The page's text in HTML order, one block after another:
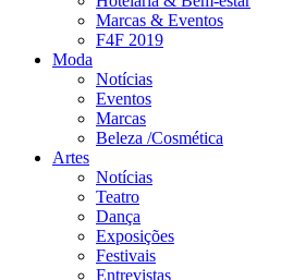
Marcas & Eventos
F4F 2019
Moda
Notícias
Eventos
Marcas
Beleza /Cosmética
Artes
Notícias
Teatro
Dança
Exposições
Festivais
Entrevistas